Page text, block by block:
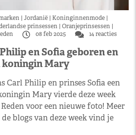
Jordanië Koninginnenmode
prinsessen Oranjeprinsessen
08 feb 2025 14 reacties
en Sofia geboren en
Mary
Carl Philip en prinses Sofia een
Mary vierde deze week
voor een nieuwe foto! Meer
blogs van deze week vind je